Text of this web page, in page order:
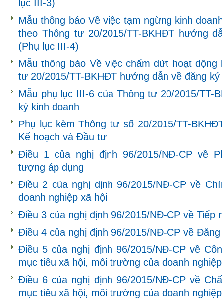
lục III-3)
Mẫu thông báo Về việc tạm ngừng kinh
theo Thông tư 20/2015/TT-BKHĐT hướng
(Phụ lục III-4)
Mẫu thông báo Về việc chấm dứt hoạt động
tư 20/2015/TT-BKHĐT hướng dẫn về đăng
Mẫu phụ lục III-6 của Thông tư 20/2015/TT-
ký kinh doanh
Phụ lục kèm Thông tư số 20/2015/TT-
Kế hoạch và Đầu tư
Điều 1 của nghị định 96/2015/NĐ-CP về
tượng áp dụng
Điều 2 của nghị định 96/2015/NĐ-CP về
doanh nghiệp xã hội
Điều 3 của nghị định 96/2015/NĐ-CP về Tiếp
Điều 4 của nghị định 96/2015/NĐ-CP về
Điều 5 của nghị định 96/2015/NĐ-CP về
mục tiêu xã hội, môi trường của doanh
Điều 6 của nghị định 96/2015/NĐ-CP về
mục tiêu xã hội, môi trường của doanh